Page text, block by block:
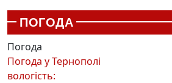
ПОГОДА
Погода
Погода уТернополі
вологість: